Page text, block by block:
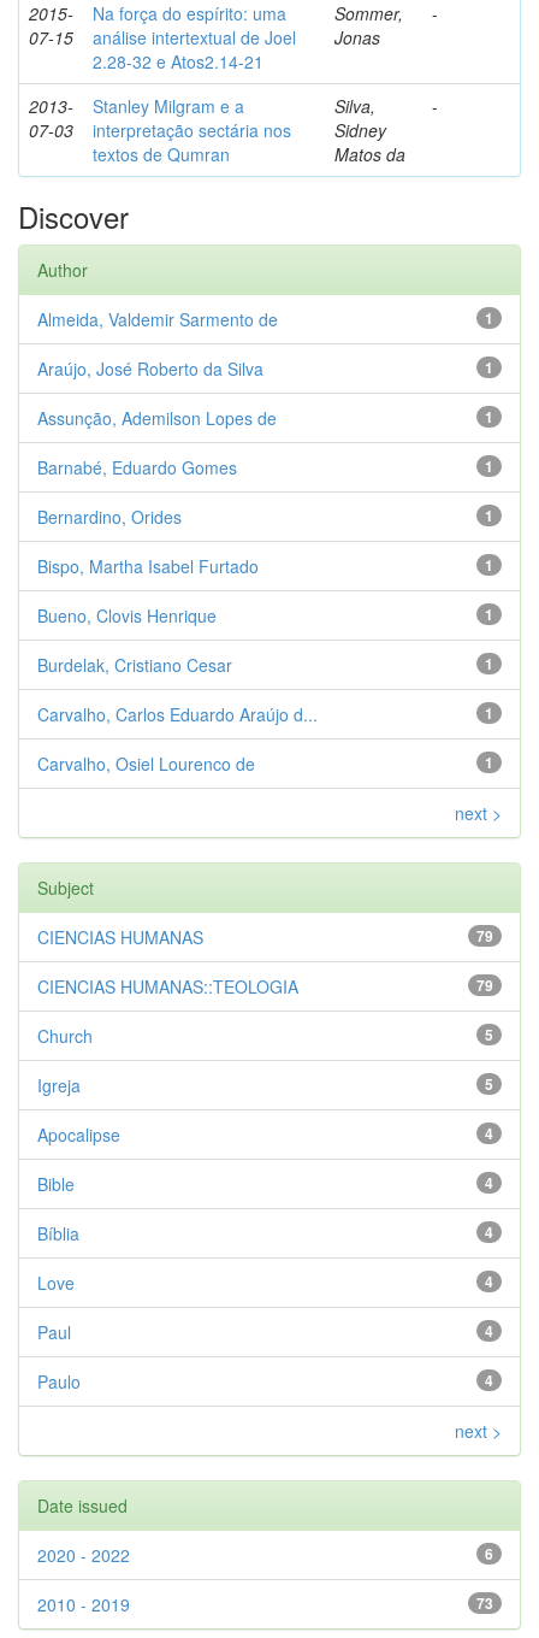
2015-
07-15
Na força do espírito: uma
análise intertextual de Joel
2.28-32 e Atos2.14-21
Sommer,
Jonas
-
2013-
07-03
Stanley Milgram e a
interpretação sectária nos
textos de Qumran
Silva,
Sidney
Matos da
-
Discover
Author
1
Almeida, Valdemir Sarmento de
1
Araújo, José Roberto da Silva
1
Assunção, Ademilson Lopes de
1
Barnabé, Eduardo Gomes
1
Bernardino, Orides
1
Bispo, Martha Isabel Furtado
1
Bueno, Clovis Henrique
1
Burdelak, Cristiano Cesar
1
Carvalho, Carlos Eduardo Araújo d...
1
Carvalho, Osiel Lourenco de
next >
Subject
79
CIENCIAS HUMANAS
79
CIENCIAS HUMANAS::TEOLOGIA
5
Church
5
Igreja
4
Apocalipse
4
Bible
4
Bíblia
4
Love
4
Paul
4
Paulo
next >
Date issued
6
2020 - 2022
73
2010 - 2019